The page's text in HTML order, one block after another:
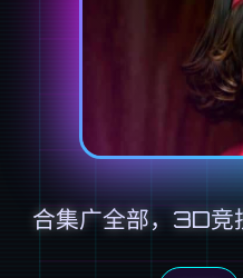
合集广全部，3D竞